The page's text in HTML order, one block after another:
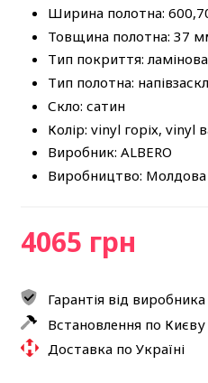
Ширина полотна:
Товщина полотна: 37
Тип покриття:
Тип полотна:
Скло: сатин
Колір: vinyl горіх, vinyl
Виробник: ALBERO
Виробництво: Молдова
4065 грн
Гарантія від виробника
Встановлення по Києву
Доставка по Україні